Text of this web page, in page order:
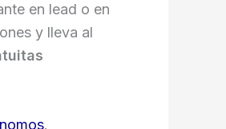
en lead o en
y lleva al
.